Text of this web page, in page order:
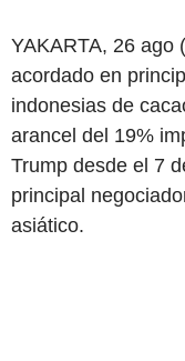
YAKARTA, 26 ago
acordado en
indonesias de
arancel del 19%
Trump desde el 7
principal
asiático.